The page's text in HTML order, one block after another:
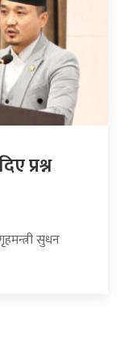
प्रश्न
सुधन